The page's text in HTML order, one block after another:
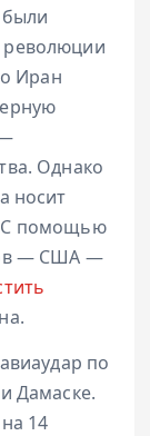
были
революции
Иран
Однако
носит
С помощью
— США —
по
Дамаске.
14